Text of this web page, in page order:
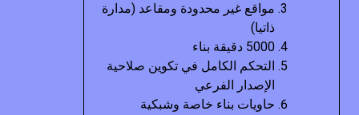
مواقع غير محدودة ومقاعد (مدارة
ذاتيا)
5000 دقيقة بناء
التحكم الكامل في تكوين صلاحية
الإصدار الفرعي
حاويات بناء خاصة وشبكية